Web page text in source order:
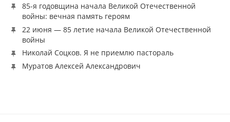
85-я годовщина начала Великой Отечественной
войны: вечная память героям
22 июня — 85 летие начала Великой Отечественной
войны
Николай Соцков. Я не приемлю пастораль
Муратов Алексей Александрович